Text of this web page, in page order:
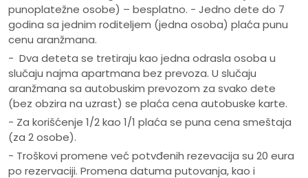
punoplatežne osobe) – besplatno. - Jedno dete do 7
godina sa jednim roditeljem (jedna osoba) plaća punu
cenu aranžmana.
- Dva deteta se tretiraju kao jedna odrasla osoba u
slučaju najma apartmana bez prevoza. U slučaju
aranžmana sa autobuskim prevozom za svako dete
(bez obzira na uzrast) se plaća cena autobuske karte.
- Za korišćenje 1/2 kao 1/1 plaća se puna cena smeštaja
(za 2 osobe).
- Troškovi promene već potvđenih rezevacija su 20 eura
po rezervaciji. Promena datuma putovanja, kao i